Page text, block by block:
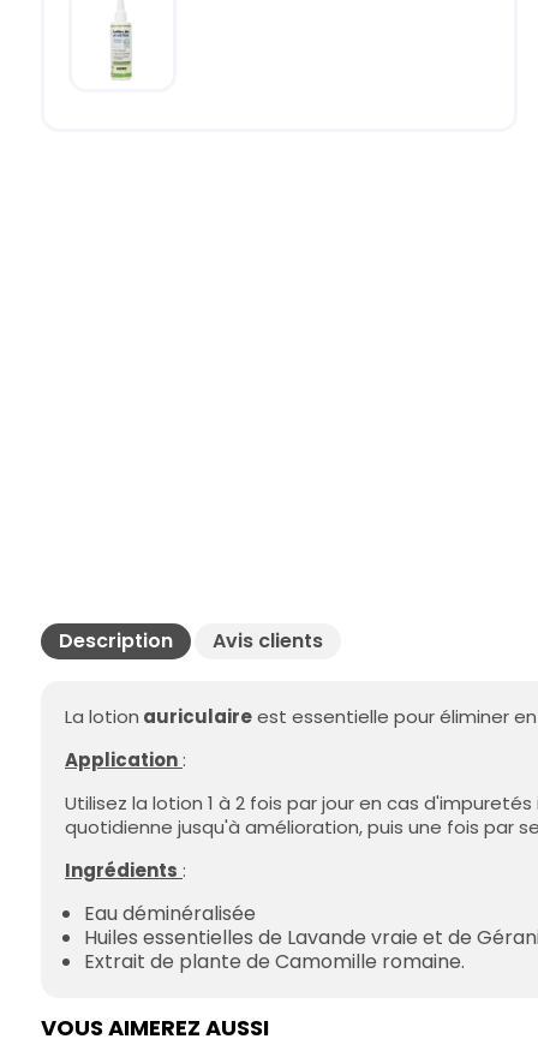
Description Avis clients
La lotion auriculaireest essentielle pour éliminer
Application:
Utilisez la lotion 1 à 2 fois par jour en cas
quotidienne jusqu'à amélioration, puis une fois par
Ingrédients :
Eau déminéralisée
Huiles essentielles de Lavande vraie et de
Extrait de plante de Camomille romaine.
VOUS AIMEREZ AUSSI